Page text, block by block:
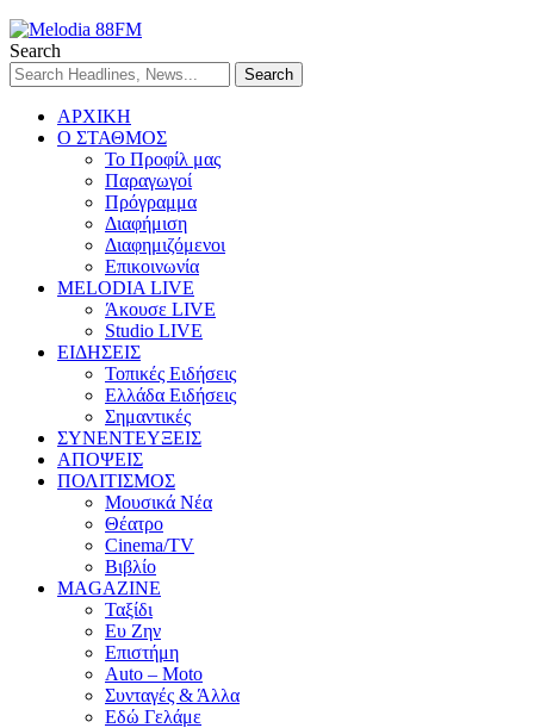
Search
ΑΡΧΙΚΗ
Ο ΣΤΑΘΜΟΣ
Το Προφίλ μας
Παραγωγοί
Πρόγραμμα
Διαφήμιση
Διαφημιζόμενοι
Επικοινωνία
MELODIA LIVE
Άκουσε LIVE
Studio LIVE
ΕΙΔΗΣΕΙΣ
Τοπικές Ειδήσεις
Ελλάδα Ειδήσεις
Σημαντικές
ΣΥΝΕΝΤΕΥΞΕΙΣ
ΑΠΟΨΕΙΣ
ΠΟΛΙΤΙΣΜΟΣ
Μουσικά Νέα
Θέατρο
Cinema/TV
Βιβλίο
MAGAZINE
Ταξίδι
Ευ Ζην
Επιστήμη
Auto – Moto
Συνταγές & Άλλα
Εδώ Γελάμε